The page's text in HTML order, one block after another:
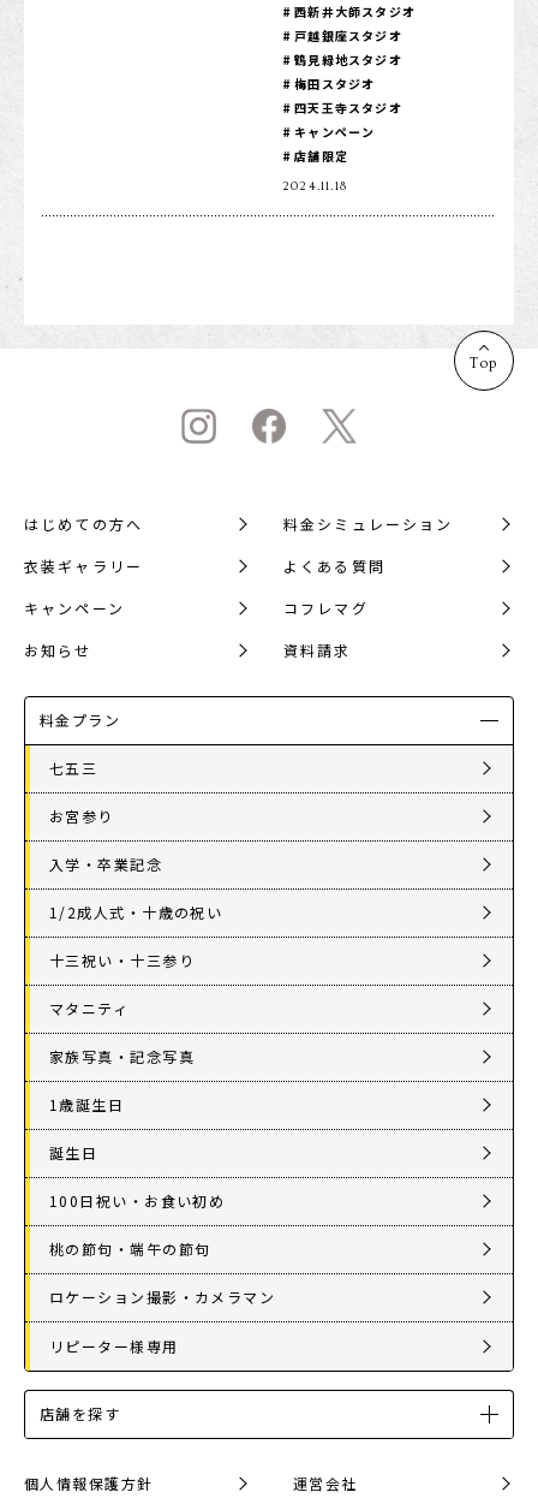
西新井大師スタジオ
戸越銀座スタジオ
鶴見緑地スタジオ
梅田スタジオ
四天王寺スタジオ
キャンペーン
店舗限定
2024.11.18
Top
はじめての方へ 料金シミュレーション
衣装ギャラリー よくある質問
キャンペーン コフレマグ
お知らせ 資料請求
料金プラン
七五三
お宮参り
入学・卒業記念
1/2成人式・十歳の祝い
十三祝い・十三参り
マタニティ
家族写真・記念写真
1歳誕生日
誕生日
100日祝い・お食い初め
桃の節句・端午の節句
ロケーション撮影・カメラマン
リピーター様専用
店舗を探す
個人情報保護方針 運営会社